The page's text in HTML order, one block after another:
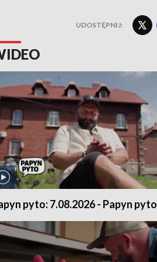
UDOSTĘPNIJ:
pyto: 7.08.2026 - Papyn pyto